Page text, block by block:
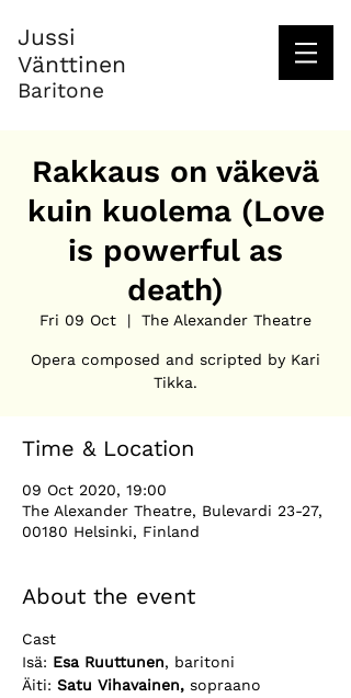
Jussi
Vänttinen
Baritone
Rakkaus on väkevä
kuin kuolema (Love
is powerful as
death)
Fri 09 Oct
  |
The Alexander Theatre
Opera composed and scripted by Kari
Tikka.
Time & Location
09 Oct 2020, 19:00
The Alexander Theatre, Bulevardi 23-27,
00180 Helsinki, Finland
About the event
Cast
Isä: Esa Ruuttunen, baritoni
Äiti: Satu Vihavainen, sopraano